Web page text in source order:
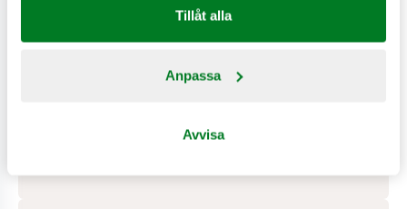
Tillåt alla
Anpassa
Avvisa
Hjärtstartare